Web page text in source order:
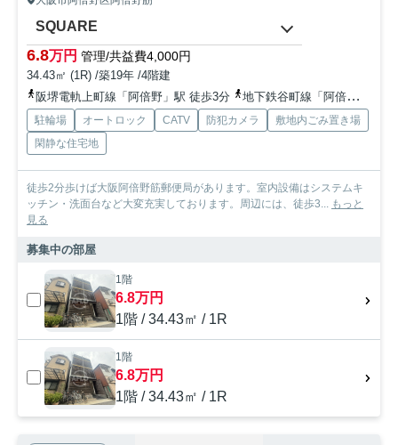
SQUARE
6.8万円 管理/共益費4,000円
34.43㎡ (1R) /築19年 /4階建
阪堺電軌上町線「阿倍野」駅 徒歩3分
地下鉄谷町線「阿倍野」駅 徒歩3分
駐輪場 オートロック CATV 防犯カメラ
敷地内ごみ置き場
閑静な住宅地
徒歩2分歩けば大阪阿倍野筋郵便局があります。室内設備はシステムキ
ッチン・洗面台など大変充実しております。周辺には、徒歩3... もっと
見る
募集中の部屋
1階
6.8万円
1階 / 34.43㎡ / 1R
1階
6.8万円
1階 / 34.43㎡ / 1R